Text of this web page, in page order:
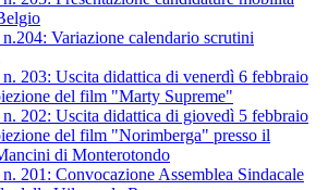
Variazione calendario scrutini
203: Uscita didattica di venerdì 6 febbraio
del film "Marty Supreme"
202: Uscita didattica di giovedì 5 febbraio
del film "Norimberga" presso il
di Monterotondo
201: Convocazione Assemblea Sindacale